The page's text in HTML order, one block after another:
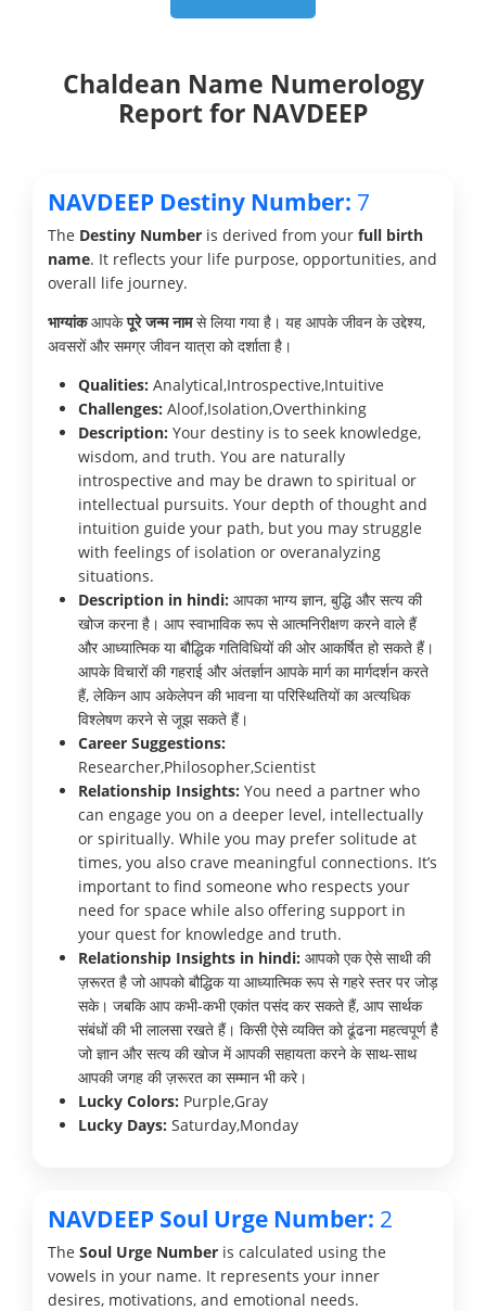
Chaldean Name Numerology
Report for NAVDEEP
NAVDEEP Destiny Number: 7
The Destiny Number is derived from your full birth
name. It reflects your life purpose, opportunities, and
overall life journey.
भाग्यांकआपकेपूरे जन्म नामसे लिया गया है। यह आपके जीवन के उद्देश्य,
अवसरों और समग्र जीवन यात्रा को दर्शाता है।
Qualities: Analytical,Introspective,Intuitive
Challenges: Aloof,Isolation,Overthinking
Description: Your destiny is to seek knowledge,
wisdom, and truth. You are naturally
introspective and may be drawn to spiritual or
intellectual pursuits. Your depth of thought and
intuition guide your path, but you may struggle
with feelings of isolation or overanalyzing
situations.
Description in hindi: आपका भाग्य ज्ञान, बुद्धि और सत्य की
खोज करना है। आप स्वाभाविक रूप से आत्मनिरीक्षण करने वाले हैं
और आध्यात्मिक या बौद्धिक गतिविधियों की ओर आकर्षित हो सकते हैं।
आपके विचारों की गहराई और अंतर्ज्ञान आपके मार्ग का मार्गदर्शन करते
हैं, लेकिन आप अकेलेपन की भावना या परिस्थितियों का अत्यधिक
विश्लेषण करने से जूझ सकते हैं।
Career Suggestions:
Researcher,Philosopher,Scientist
Relationship Insights: You need a partner who
can engage you on a deeper level, intellectually
or spiritually. While you may prefer solitude at
times, you also crave meaningful connections. It’s
important to find someone who respects your
need for space while also offering support in
your quest for knowledge and truth.
Relationship Insights in hindi: आपको एक ऐसे साथी की
ज़रूरत है जो आपको बौद्धिक या आध्यात्मिक रूप से गहरे स्तर पर जोड़
सके। जबकि आप कभी-कभी एकांत पसंद कर सकते हैं, आप सार्थक
संबंधों की भी लालसा रखते हैं। किसी ऐसे व्यक्ति को ढूंढना महत्वपूर्ण है
जो ज्ञान और सत्य की खोज में आपकी सहायता करने के साथ-साथ
आपकी जगह की ज़रूरत का सम्मान भी करे।
Lucky Colors: Purple,Gray
Lucky Days: Saturday,Monday
NAVDEEP Soul Urge Number: 2
The Soul Urge Number is calculated using the
vowels in your name. It represents your inner
desires, motivations, and emotional needs.